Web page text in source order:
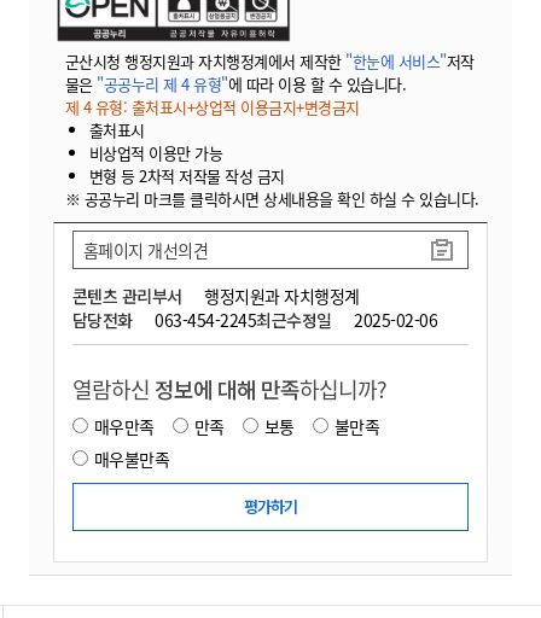
군산시청 행정지원과 자치행정계에서 제작한 "한눈에 서비스"저작
물은 "공공누리 제 4 유형"에 따라 이용 할 수 있습니다.
제 4 유형: 출처표시+상업적 이용금지+변경금지
출처표시
비상업적 이용만 가능
변형 등 2차적 저작물 작성 금지
※ 공공누리 마크를 클릭하시면 상세내용을 확인 하실 수 있습니다.
콘텐츠 관리부서
행정지원과 자치행정계
담당전화
063-454-2245최근수정일 2025-02-06
홈페이지 개선의견
열람하신 정보에 대해 만족하십니까?
매우만족 만족 보통
불만족
매우불만족